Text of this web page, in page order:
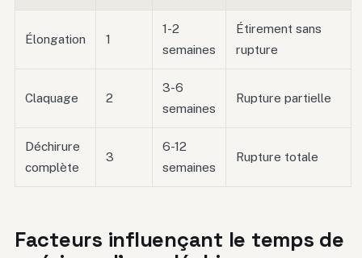
Élongation 1
1-2
semaines
Étirement sans
rupture
Claquage 2
3-6
semaines
Rupture partielle
Déchirure
complète
3
6-12
semaines
Rupture totale
Facteurs influençant le temps de